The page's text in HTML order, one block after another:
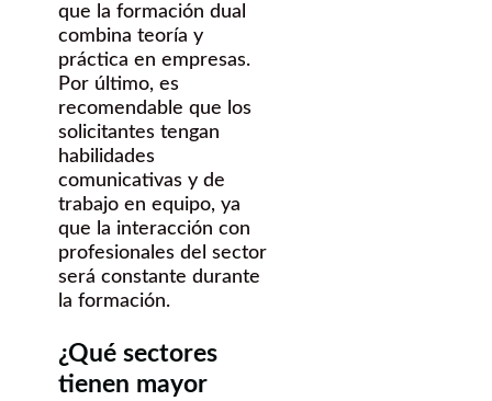
que la formación dual
combina teoría y
práctica en empresas.
Por último, es
recomendable que los
solicitantes tengan
habilidades
comunicativas y de
trabajo en equipo, ya
que la interacción con
profesionales del sector
será constante durante
la formación.
¿Qué sectores
tienen mayor